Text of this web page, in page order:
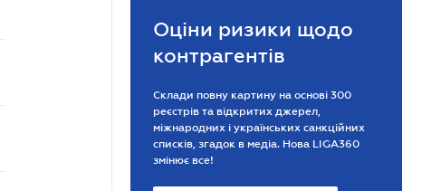
Оціни ризики щодо
контрагентів
Склади повну картину на основі 300
реєстрів та відкритих джерел,
міжнародних і українських санкційних
списків, згадок в медіа. Нова LIGA360
змінює все!